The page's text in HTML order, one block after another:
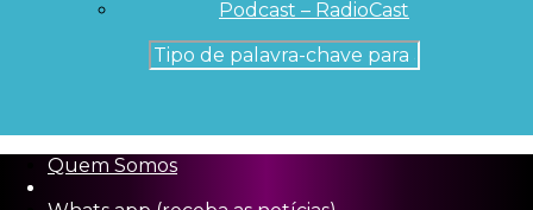
Podcast – RadioCast
Quem Somos